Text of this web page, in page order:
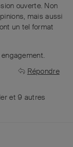
ouverte. Non
mais aussi
un tel format
Répondre
et9 autres